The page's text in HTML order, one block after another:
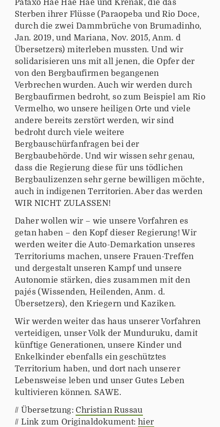
Pataxó Hãe Hãe Hãe und Krenak, die das
Sterben ihrer Flüsse (Paraopeba und Rio Doce,
durch die zwei Dammbrüche von Brumadinho,
Jan. 2019, und Mariana, Nov. 2015, Anm. d
Übersetzers) miterleben mussten. Und wir
solidarisieren uns mit all jenen, die Opfer der
von den Bergbaufirmen begangenen
Verbrechen wurden. Auch wir werden durch
Bergbaufirmen bedroht, so zum Beispiel am Rio
Vermelho, wo unsere heiligen Orte und viele
andere bereits zerstört werden, wir sind
bedroht durch viele weitere
Bergbauschürfanfragen bei der
Bergbaubehörde. Und wir wissen sehr genau,
dass die Regierung diese für uns tödlichen
Bergbaulizenzen sehr gerne bewilligen möchte,
auch in indigenen Territorien. Aber das werden
WIR NICHT ZULASSEN!
Daher wollen wir – wie unsere Vorfahren es
getan haben – den Kopf dieser Regierung! Wir
werden weiter die Auto-Demarkation unseres
Territoriums machen, unsere Frauen-Treffen
und dergestalt unseren Kampf und unsere
Autonomie stärken, dies zusammen mit den
pajés (Wissenden, Heilenden, Anm. d.
Übersetzers), den Kriegern und Kaziken.
Wir werden weiter das haus unserer Vorfahren
verteidigen, unser Volk der Munduruku, damit
künftige Generationen, unsere Kinder und
Enkelkinder ebenfalls ein geschütztes
Territorium haben, und dort nach unserer
Lebensweise leben und unser Gutes Leben
kultivieren können. SAWE.
// Übersetzung:Christian Russau
// Link zum Originaldokument: hier